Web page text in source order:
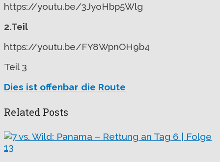
https://youtu.be/3JyoHbp5Wlg
2.Teil
https://youtu.be/FY8WpnOH9b4
Teil 3
Dies ist offenbar die Route
Related Posts